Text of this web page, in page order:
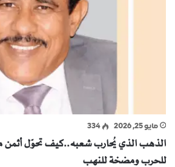
مايو 25, 2026 334
الذهب الذي يُحارب شعبه..كيف تحوّل أثمن
للحرب ومضخة للنهب